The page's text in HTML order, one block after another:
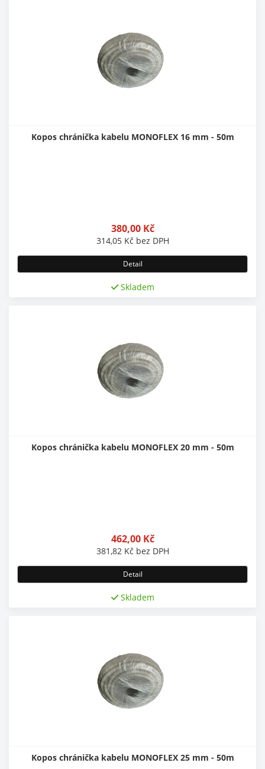
Kopos chránička kabelu MONOFLEX 16 mm - 50m
380,00 Kč
314,05 Kč bez DPH
Detail
Skladem
Kopos chránička kabelu MONOFLEX 20 mm - 50m
462,00 Kč
381,82 Kč bez DPH
Detail
Skladem
Kopos chránička kabelu MONOFLEX 25 mm - 50m